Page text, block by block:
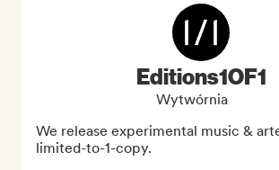
Editions1OF1
Wytwórnia
We release experimental music &
limited-to-1-copy.